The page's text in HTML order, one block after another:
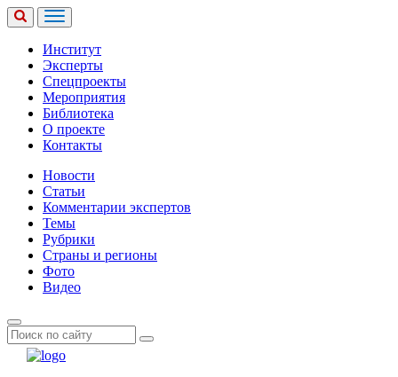
Институт
Эксперты
Спецпроекты
Мероприятия
Библиотека
О проекте
Контакты
Новости
Статьи
Комментарии экспертов
Темы
Рубрики
Страны и регионы
Фото
Видео